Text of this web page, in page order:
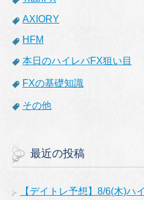
AXIORY
HFM
本日のハイレバFX狙い目
FXの基礎知識
その他
最近の投稿
【デイトレ予想】8/6(木)ハ